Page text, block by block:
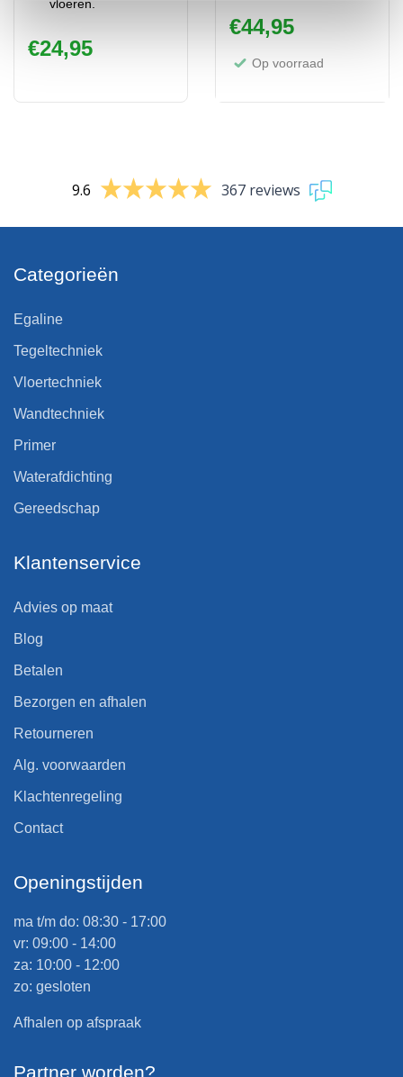
vloeren.
€24,95
€44,95
Op voorraad
9.6 367 reviews
Categorieën
Egaline
Tegeltechniek
Vloertechniek
Wandtechniek
Primer
Waterafdichting
Gereedschap
Klantenservice
Advies op maat
Blog
Betalen
Bezorgen en afhalen
Retourneren
Alg. voorwaarden
Klachtenregeling
Contact
Openingstijden
ma t/m do: 08:30 - 17:00
vr: 09:00 - 14:00
za: 10:00 - 12:00
zo: gesloten
Afhalen op afspraak
Partner worden?